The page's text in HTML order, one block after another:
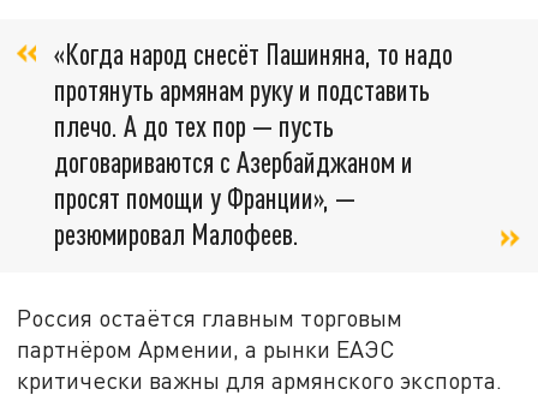
«Когда народ снесёт Пашиняна, то надо
протянуть армянам руку и подставить
плечо. А до тех пор — пусть
договариваются с Азербайджаном и
просят помощи у Франции», —
резюмировал Малофеев.
Россия остаётся главным торговым
партнёром Армении, а рынки ЕАЭС
критически важны для армянского экспорта.